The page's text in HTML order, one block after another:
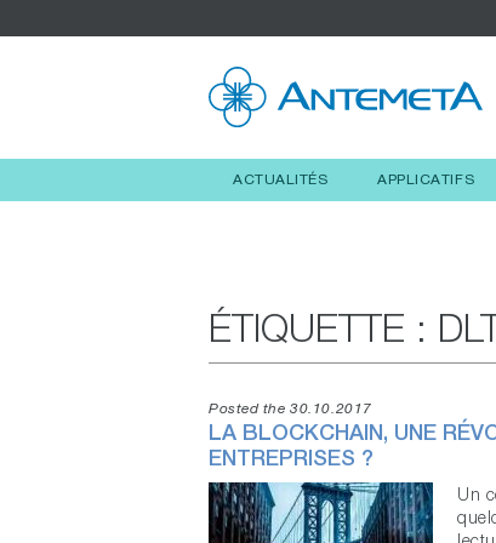
ACTUALITÉS APPLICATIFS
ÉTIQUETTE :
Posted the 30.10.2017
LA BLOCKCHAIN, UNE
ENTREPRISES ?
Un